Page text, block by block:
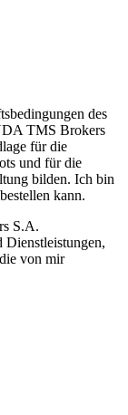
des
TMS Brokers
für die
und für die
bilden. Ich bin
kann.
S.A.
von mir